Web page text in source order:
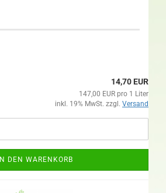
14,70 EUR
147,00 EUR pro 1 Liter
inkl. 19% MwSt. zzgl. Versand
IN DEN WARENKORB